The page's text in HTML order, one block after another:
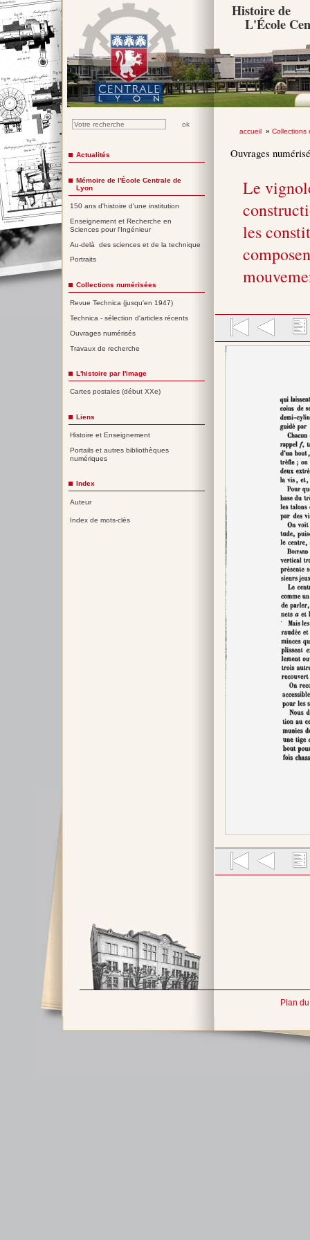
Histoire de
L'École
accueil» Collections
Ouvrages
Le
les
Actualités
Mémoire de l'École Centrale de
Lyon
150 ans d'histoire d'une institution
Enseignement et Recherche en
Sciences pour l'Ingénieur
Au-delà des sciences et de la technique
Portraits
Collections numérisées
Revue Technica (jusqu'en 1947)
Technica - sélection d'articles récents
Ouvrages numérisés
Travaux de recherche
L'histoire par l'image
Cartes postales (début XXe)
Liens
Histoire et Enseignement
Portails et autres bibliothèques
numériques
Index
Auteur
Index de mots-clés
Plan